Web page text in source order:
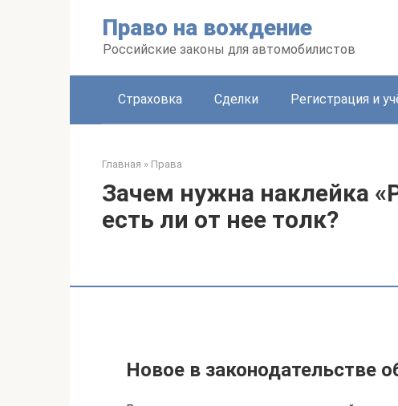
Право на вождение
Российские законы для автомобилистов
Страховка Сделки Регистрация и
Главная » Права
Зачем нужна наклейка
есть ли от нее толк?
Новое в законодательстве